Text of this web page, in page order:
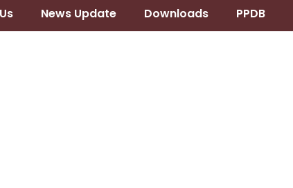
News Update Downloads PPDB